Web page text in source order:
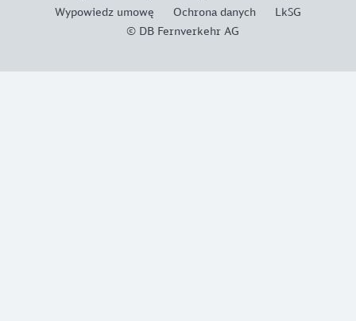
Wypowiedz umowę
Ochrona danych
LkSG
© DB Fernverkehr AG